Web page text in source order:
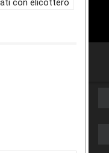
con elicottero